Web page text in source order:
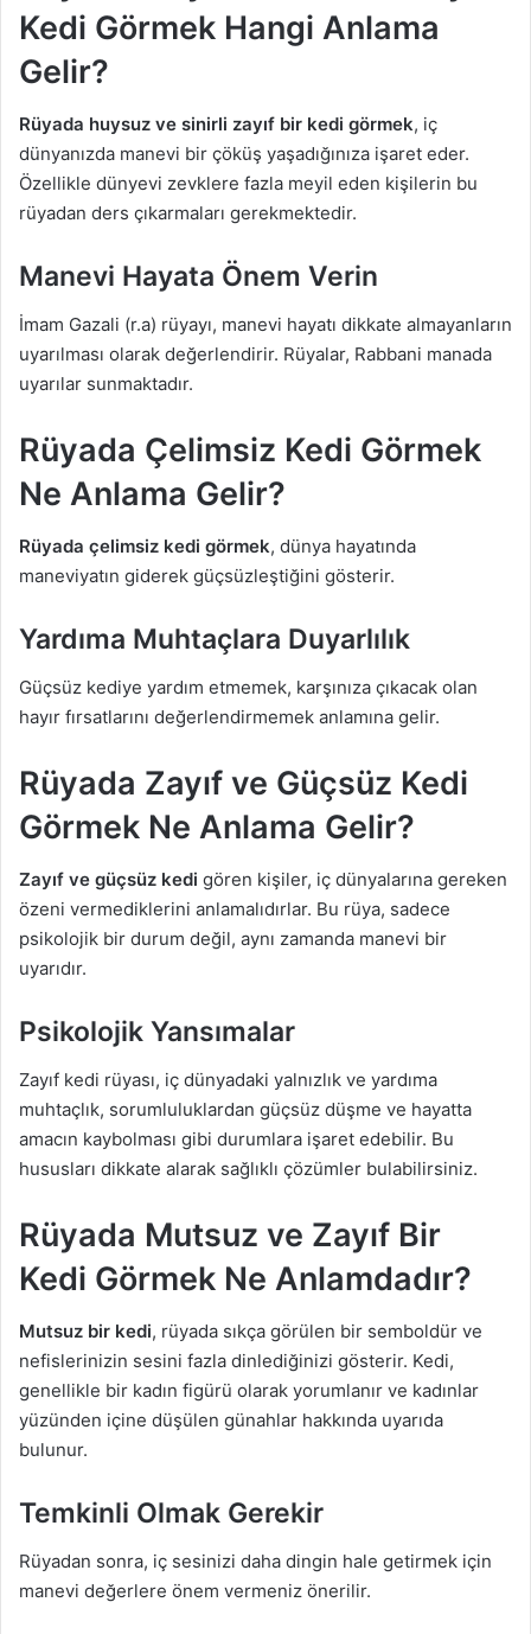
Kedi Görmek Hangi Anlama
Gelir?
Rüyada huysuz ve sinirli zayıf bir kedi görmek, iç
dünyanızda manevi bir çöküş yaşadığınıza işaret eder.
Özellikle dünyevi zevklere fazla meyil eden kişilerin bu
rüyadan ders çıkarmaları gerekmektedir.
Manevi Hayata Önem Verin
İmam Gazali (r.a) rüyayı, manevi hayatı dikkate almayanların
uyarılması olarak değerlendirir. Rüyalar, Rabbani manada
uyarılar sunmaktadır.
Rüyada Çelimsiz Kedi Görmek
Ne Anlama Gelir?
Rüyada çelimsiz kedi görmek, dünya hayatında
maneviyatın giderek güçsüzleştiğini gösterir.
Yardıma Muhtaçlara Duyarlılık
Güçsüz kediye yardım etmemek, karşınıza çıkacak olan
hayır fırsatlarını değerlendirmemek anlamına gelir.
Rüyada Zayıf ve Güçsüz Kedi
Görmek Ne Anlama Gelir?
Zayıf ve güçsüz kedi gören kişiler, iç dünyalarına gereken
özeni vermediklerini anlamalıdırlar. Bu rüya, sadece
psikolojik bir durum değil, aynı zamanda manevi bir
uyarıdır.
Psikolojik Yansımalar
Zayıf kedi rüyası, iç dünyadaki yalnızlık ve yardıma
muhtaçlık, sorumluluklardan güçsüz düşme ve hayatta
amacın kaybolması gibi durumlara işaret edebilir. Bu
hususları dikkate alarak sağlıklı çözümler bulabilirsiniz.
Rüyada Mutsuz ve Zayıf Bir
Kedi Görmek Ne Anlamdadır?
Mutsuz bir kedi, rüyada sıkça görülen bir semboldür ve
nefislerinizin sesini fazla dinlediğinizi gösterir. Kedi,
genellikle bir kadın figürü olarak yorumlanır ve kadınlar
yüzünden içine düşülen günahlar hakkında uyarıda
bulunur.
Temkinli Olmak Gerekir
Rüyadan sonra, iç sesinizi daha dingin hale getirmek için
manevi değerlere önem vermeniz önerilir.